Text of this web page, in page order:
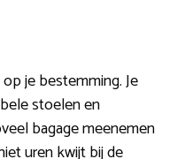
je bestemming. Je
stoelen en
bagage meenemen
uren kwijt bij de